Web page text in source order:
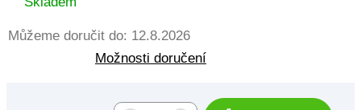
Můžeme doručit do: 12.8.2026
Možnosti doručení